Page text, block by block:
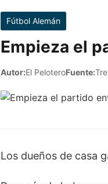
Fútbol Alemán
Empieza el
Autor:El PeloteroFuente:
Los dueños de casa